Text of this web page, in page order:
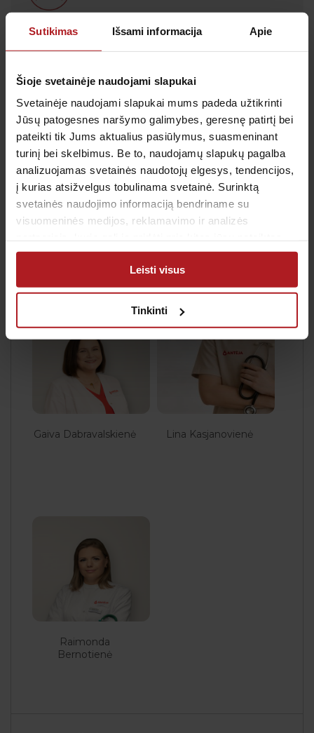
Sutikimas Išsami informacija Apie
Šioje svetainėje naudojami slapukai
Svetainėje naudojami slapukai mums padeda užtikrinti
Jūsų patogesnes naršymo galimybes, geresnę patirtį bei
pateikti tik Jums aktualius pasiūlymus, suasmeninant
turinį bei skelbimus. Be to, naudojamų slapukų pagalba
analizuojamas svetainės naudotojų elgesys, tendencijos,
į kurias atsižvelgus tobulinama svetainė. Surinktą
svetainės naudojimo informaciją bendriname su
visuomeninės medijos, reklamavimo ir analizės
arba naudojant paslaugas surinktos informacijos.
Leisti visus
Tinkinti
Klinikoje dirba šie gydytojai:
Šeimos
Gaiva Dabravalskienė Lina Kasjanovienė
Raimonda
Bernotienė